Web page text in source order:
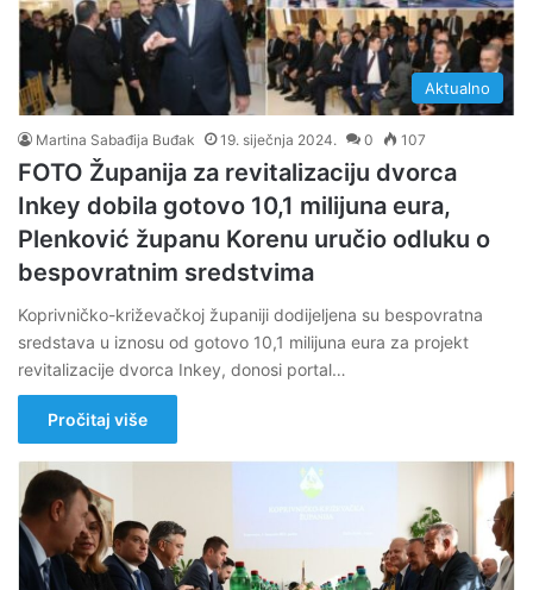
Aktualno
Martina Sabađija Buđak 19. siječnja 2024. 0 107
FOTO Županija za revitalizaciju dvorca
Inkey dobila gotovo 10,1 milijuna eura,
Plenković županu Korenu uručio odluku o
bespovratnim sredstvima
Koprivničko-križevačkoj županiji dodijeljena su bespovratna
sredstava u iznosu od gotovo 10,1 milijuna eura za projekt
revitalizacije dvorca Inkey, donosi portal…
Pročitaj više